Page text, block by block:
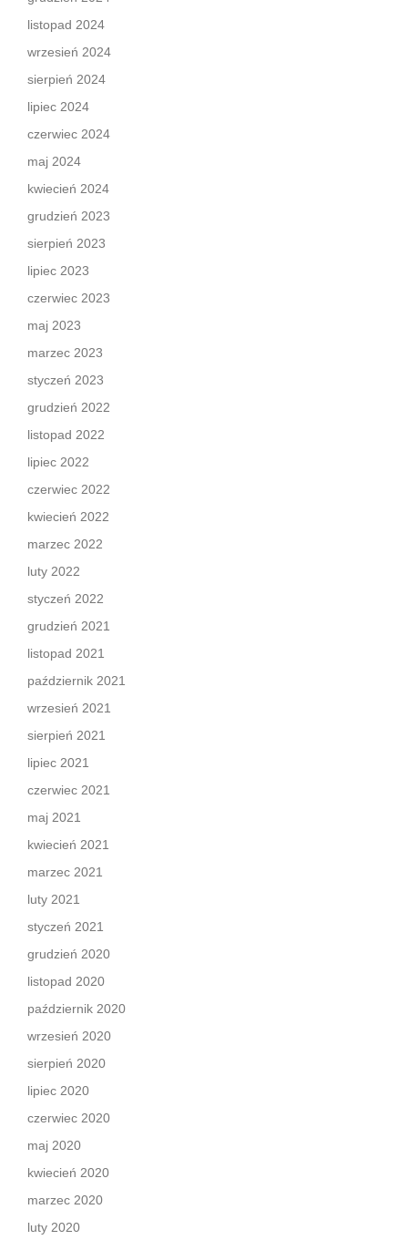
listopad 2024
wrzesień 2024
sierpień 2024
lipiec 2024
czerwiec 2024
maj 2024
kwiecień 2024
grudzień 2023
sierpień 2023
lipiec 2023
czerwiec 2023
maj 2023
marzec 2023
styczeń 2023
grudzień 2022
listopad 2022
lipiec 2022
czerwiec 2022
kwiecień 2022
marzec 2022
luty 2022
styczeń 2022
grudzień 2021
listopad 2021
październik 2021
wrzesień 2021
sierpień 2021
lipiec 2021
czerwiec 2021
maj 2021
kwiecień 2021
marzec 2021
luty 2021
styczeń 2021
grudzień 2020
listopad 2020
październik 2020
wrzesień 2020
sierpień 2020
lipiec 2020
czerwiec 2020
maj 2020
kwiecień 2020
marzec 2020
luty 2020